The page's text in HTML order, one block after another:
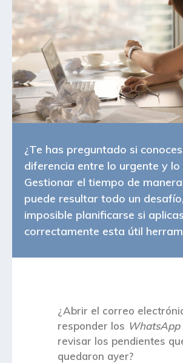
¿Te has preguntado si
diferencia entre lo urgente y
Gestionar el tiempo de
puede resultar todo un
imposible planificarse si aplicas
correctamente esta útil
¿Abrir el correo
responder los WhatsApp
revisar los pendientes
quedaron ayer?